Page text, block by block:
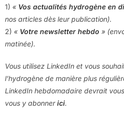
1) « Vos actualités hydrogène en
nos articles dès leur publication).
2) « Votre newsletter hebdo »
matinée).
Vous utilisez LinkedIn et vous
l’hydrogène de manière plus
LinkedIn hebdomadaire devrait
vous y abonnerici.